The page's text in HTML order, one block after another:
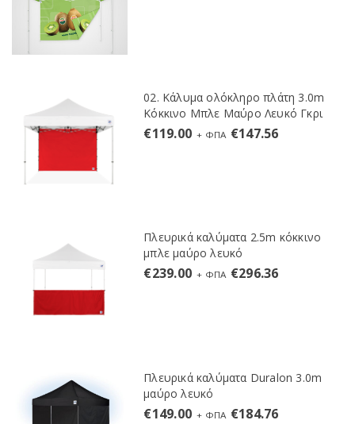
02. Κάλυμα ολόκληρο πλάτη 3.0m
Κόκκινο Μπλε Μαύρο Λευκό Γκρι
€119.00 + ΦΠΑ €147.56
Πλευρικά καλύματα 2.5m κόκκινο
μπλε μαύρο λευκό
€239.00 + ΦΠΑ €296.36
Πλευρικά καλύματα Duralon 3.0m
μαύρο λευκό
€149.00 + ΦΠΑ €184.76